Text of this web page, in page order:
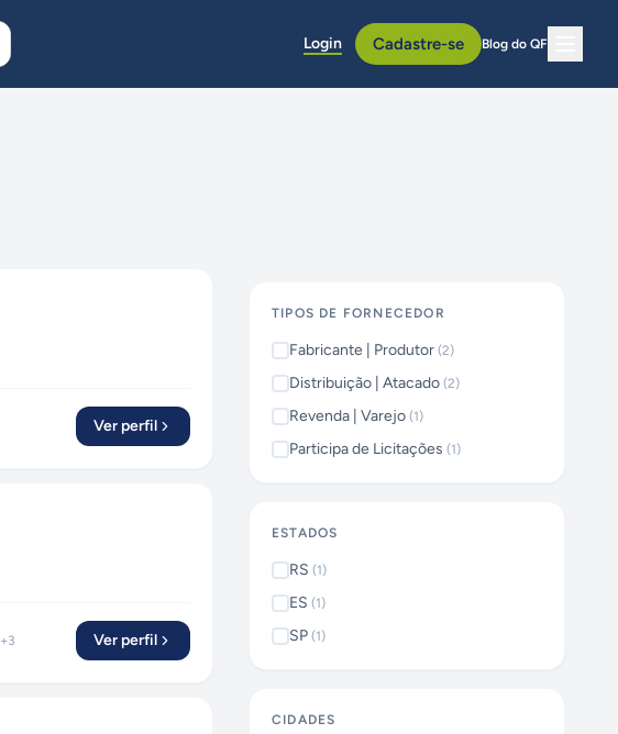
Login Cadastre-se Blog do QF
Ver perfil
+3 Ver perfil
TIPOS DE FORNECEDOR
Fabricante | Produtor (2)
Distribuição | Atacado (2)
Revenda | Varejo (1)
Participa de Licitações (1)
ESTADOS
RS (1)
ES (1)
SP (1)
CIDADES